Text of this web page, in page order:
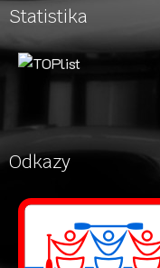
Statistika
Odkazy